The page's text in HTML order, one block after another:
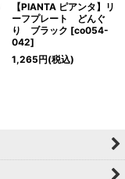
【PIANTA ピアンタ】リ
ーフプレート どんぐ
り ブラック [co054-
042]
1,265円(税込)